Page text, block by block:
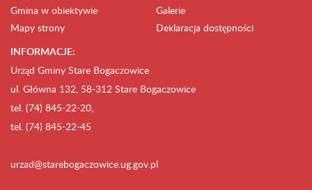
Gmina w obiektywie
Galerie
Mapy strony
Deklaracja dostępności
INFORMACJE:
Urząd Gminy Stare Bogaczowice
ul. Główna 132, 58-312 Stare Bogaczowice
tel. (74) 845-22-20,
tel. (74) 845-22-45
urzad@starebogaczowice.ug.gov.pl